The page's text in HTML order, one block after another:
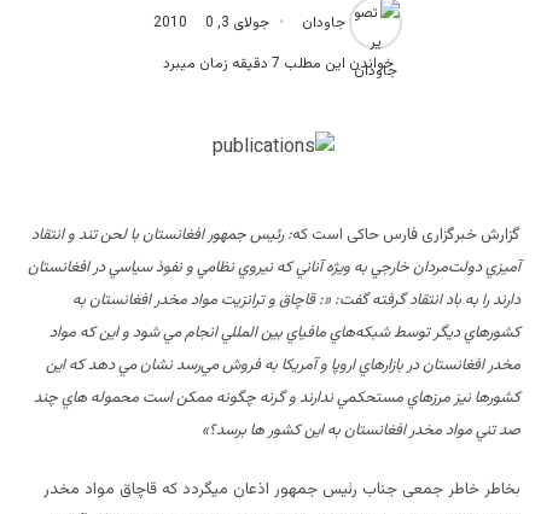
جاودان جولای 3, 2010
0
خواندن این مطلب 7 دقیقه زمان میبرد
گزارش خبرگزاری فارس حاکی است که:رئيس جمهور افغانستان با لحن تند و انتقاد
آميزي دولت‌مردان خارجي‌ به ويژه آناني كه نيروي نظامي و نفوذ سياسي در افغانستان
دارند را به باد انتقاد گرفته گفت: «: قاچاق و ترانزيت مواد مخدر افغانستان به
كشورهاي ديگر توسط شبكه‌هاي مافياي بين المللي انجام مي شود و اين كه مواد
مخدر افغانستان در بازارهاي اروپا و آمريكا به فروش مي‌رسد نشان مي دهد كه اين
كشورها نيز مرزهاي مستحكمي ندارند و گرنه چگونه ممكن است محموله هاي چند
صد تني مواد مخدر افغانستان به اين كشور ها برسد؟»
بخاطر خاطر جمعی جناب رئیس جمهور اذعان میگردد که قاچاق مواد مخدر